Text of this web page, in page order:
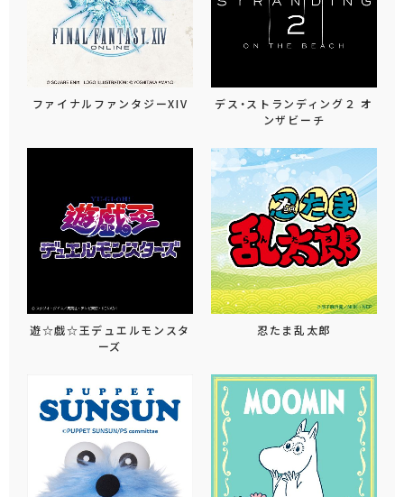
ファイナルファンタジーXIV
デス・ストランディング２ オ
ンザビーチ
遊☆戯☆王デュエルモンスタ
ーズ
忍たま乱太郎